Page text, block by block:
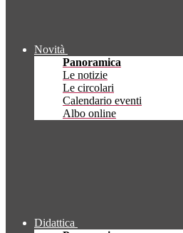
Novità
Panoramica
Le notizie
Le circolari
Calendario eventi
Albo online
Didattica